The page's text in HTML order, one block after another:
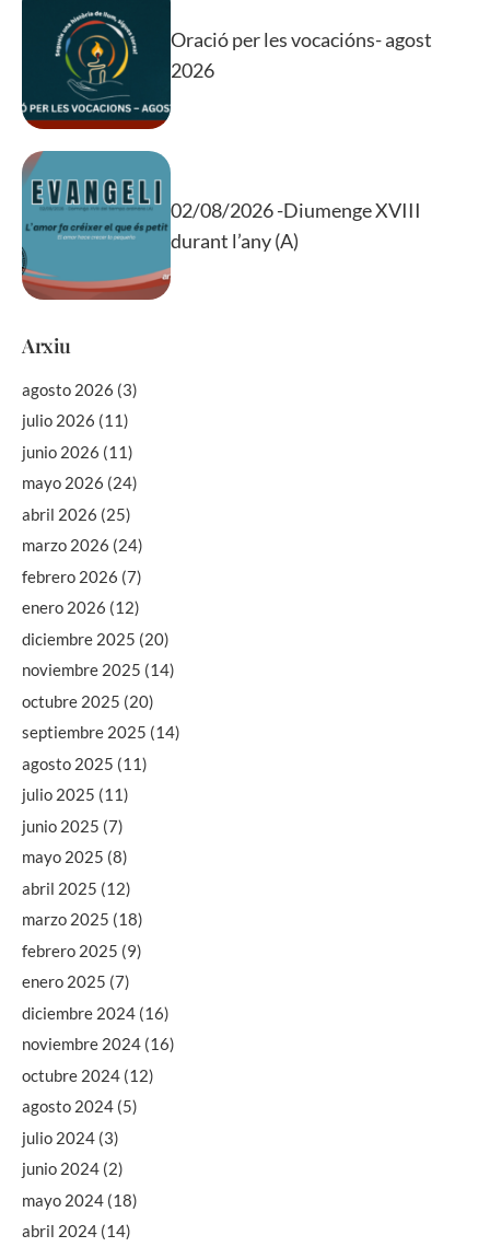
Oració per les vocacións- agost
2026
02/08/2026 -Diumenge XVIII
durant l’any (A)
Arxiu
agosto 2026 (3)
julio 2026 (11)
junio 2026 (11)
mayo 2026 (24)
abril 2026 (25)
marzo 2026 (24)
febrero 2026 (7)
enero 2026 (12)
diciembre 2025 (20)
noviembre 2025 (14)
octubre 2025 (20)
septiembre 2025 (14)
agosto 2025 (11)
julio 2025 (11)
junio 2025 (7)
mayo 2025 (8)
abril 2025 (12)
marzo 2025 (18)
febrero 2025 (9)
enero 2025 (7)
diciembre 2024 (16)
noviembre 2024 (16)
octubre 2024 (12)
agosto 2024 (5)
julio 2024 (3)
junio 2024 (2)
mayo 2024 (18)
abril 2024 (14)